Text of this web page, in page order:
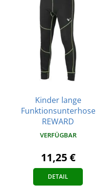
Kinder lange
Funktionsunterhose
REWARD
VERFÜGBAR
11,25 €
DETAIL